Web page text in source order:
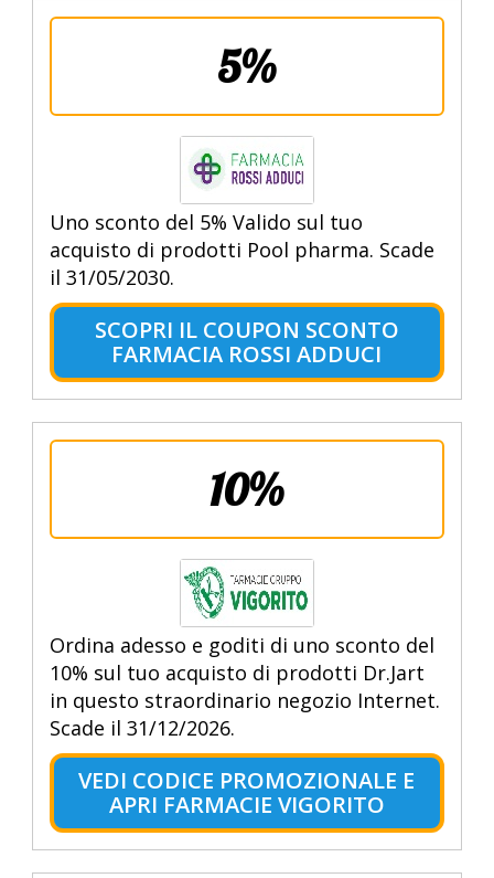
5%
Uno sconto del 5% Valido sul tuo
acquisto di prodotti Pool pharma. Scade
il 31/05/2030.
SCOPRI IL COUPON SCONTO
FARMACIA ROSSI ADDUCI
10%
Ordina adesso e goditi di uno sconto del
10% sul tuo acquisto di prodotti Dr.Jart
in questo straordinario negozio Internet.
Scade il 31/12/2026.
VEDI CODICE PROMOZIONALE E
APRI FARMACIE VIGORITO